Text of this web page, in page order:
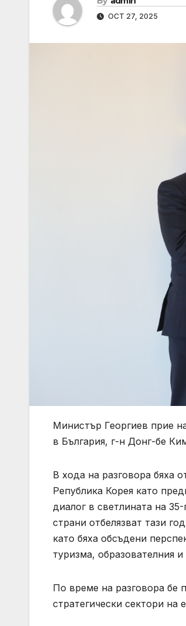
OCT 27, 2025
Министър Георгиев прие
в България, г-н Донг-бе
В хода на разговора бяха
Република Корея като
диалог в светлината на
страни отбелязват тази
като бяха обсъдени
туризма, образователния
По време на разговора бе
стратегически сектори на